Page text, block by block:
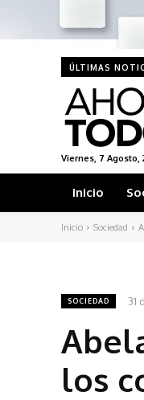
ÚLTIMAS
Viernes, 7 Agosto,
Inicio
Inicio Sociedad
SOCIEDAD 31
los